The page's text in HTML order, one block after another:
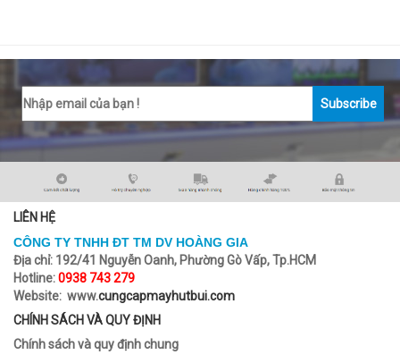
Subscribe
LIÊN HỆ
CÔNG TY TNHH ĐT TM DV HOÀNG GIA
Địa chỉ: 192/41 Nguyễn Oanh, Phường Gò Vấp, Tp.HCM
Hotline:0938 743 279
Website: www.cungcapmayhutbui.com
CHÍNH SÁCH VÀ QUY ĐỊNH
Chính sách và quy định chung